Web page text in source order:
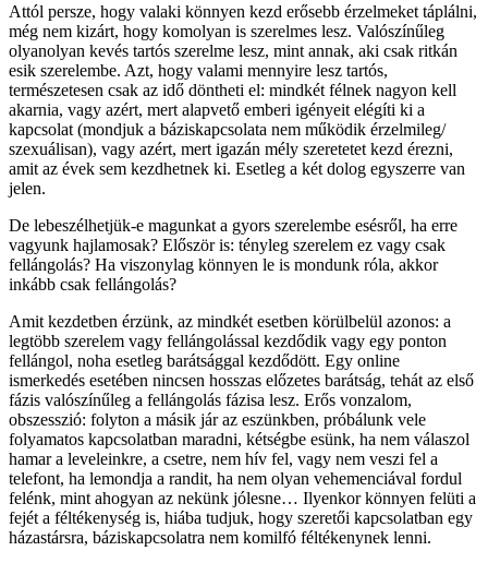
Attól persze, hogy valaki könnyen kezd erősebb érzelmeket táplálni,
még nem kizárt, hogy komolyan is szerelmes lesz. Valószínűleg
olyanolyan kevés tartós szerelme lesz, mint annak, aki csak ritkán
esik szerelembe. Azt, hogy valami mennyire lesz tartós,
természetesen csak az idő döntheti el: mindkét félnek nagyon kell
akarnia, vagy azért, mert alapvető emberi igényeit elégíti ki a
kapcsolat (mondjuk a báziskapcsolata nem működik érzelmileg/
szexuálisan), vagy azért, mert igazán mély szeretetet kezd érezni,
amit az évek sem kezdhetnek ki. Esetleg a két dolog egyszerre van
jelen.
De lebeszélhetjük-e magunkat a gyors szerelembe esésről, ha erre
vagyunk hajlamosak? Először is: tényleg szerelem ez vagy csak
fellángolás? Ha viszonylag könnyen le is mondunk róla, akkor
inkább csak fellángolás?
Amit kezdetben érzünk, az mindkét esetben körülbelül azonos: a
legtöbb szerelem vagy fellángolással kezdődik vagy egy ponton
fellángol, noha esetleg barátsággal kezdődött. Egy online
ismerkedés esetében nincsen hosszas előzetes barátság, tehát az első
fázis valószínűleg a fellángolás fázisa lesz. Erős vonzalom,
obszesszió: folyton a másik jár az eszünkben, próbálunk vele
folyamatos kapcsolatban maradni, kétségbe esünk, ha nem válaszol
hamar a leveleinkre, a csetre, nem hív fel, vagy nem veszi fel a
telefont, ha lemondja a randit, ha nem olyan vehemenciával fordul
felénk, mint ahogyan az nekünk jólesne… Ilyenkor könnyen felüti a
fejét a féltékenység is, hiába tudjuk, hogy szeretői kapcsolatban egy
házastársra, báziskapcsolatra nem komilfó féltékenynek lenni.